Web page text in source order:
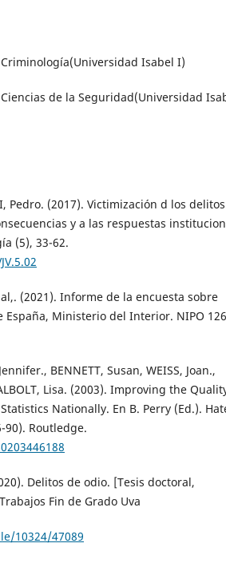
Isabel I)
de la Seguridad(Universidad
Pedro. (2017). Victimización d los
y a las respuestas
(5), 33-62.
al,. (2021). Informe de la encuesta sobre
Ministerio del Interior. NIPO
BENNETT, Susan, WEISS, Joan.,
Lisa. (2003). Improving the
Nationally. En B. Perry (Ed.).
90). Routledge.
Delitos de odio. [Tesis doctoral,
Fin de Grado Uva
10324/47089